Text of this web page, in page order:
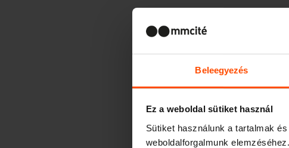
Beleegyezés
Ez a weboldal sütiket használ
Sütiket használunk a tartalmak
weboldalforgalmunk